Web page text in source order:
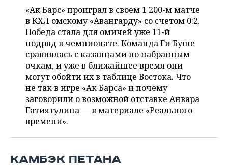
ВОЛЕЙБОЛ
КИБЕРСПОРТ
ФИГУРНОЕ КАТАНИЕ
ВОДНЫЕ ВИДЫ СПОРТА
ХОККЕЙ С МЯЧОМ
ИСТОРИЯ
КУЛЬТУРА
МЕДИЦИНА
ОБРАЗОВАНИЕ
ПРОИСШЕСТВИЯ
СПИСОК ПЕРСОН
СПИСОК КОМПАНИЙ
ПОЛНАЯ ВЕРСИЯ
«Ак Барс» проиграл в своем 1 200-м матче
в КХЛ омскому «Авангарду» со счетом 0:2.
Победа стала для омичей уже 11-й
подряд в чемпионате. Команда Ги Буше
сравнялась с казанцами по набранным
очкам, и уже в ближайшее время они
могут обойти их в таблице Востока. Что
не так в игре «Ак Барса» и почему
заговорили о возможной отставке Анвара
Гатиятулина — в материале «Реального
времени».
КАМБЭК ПЕТАНА